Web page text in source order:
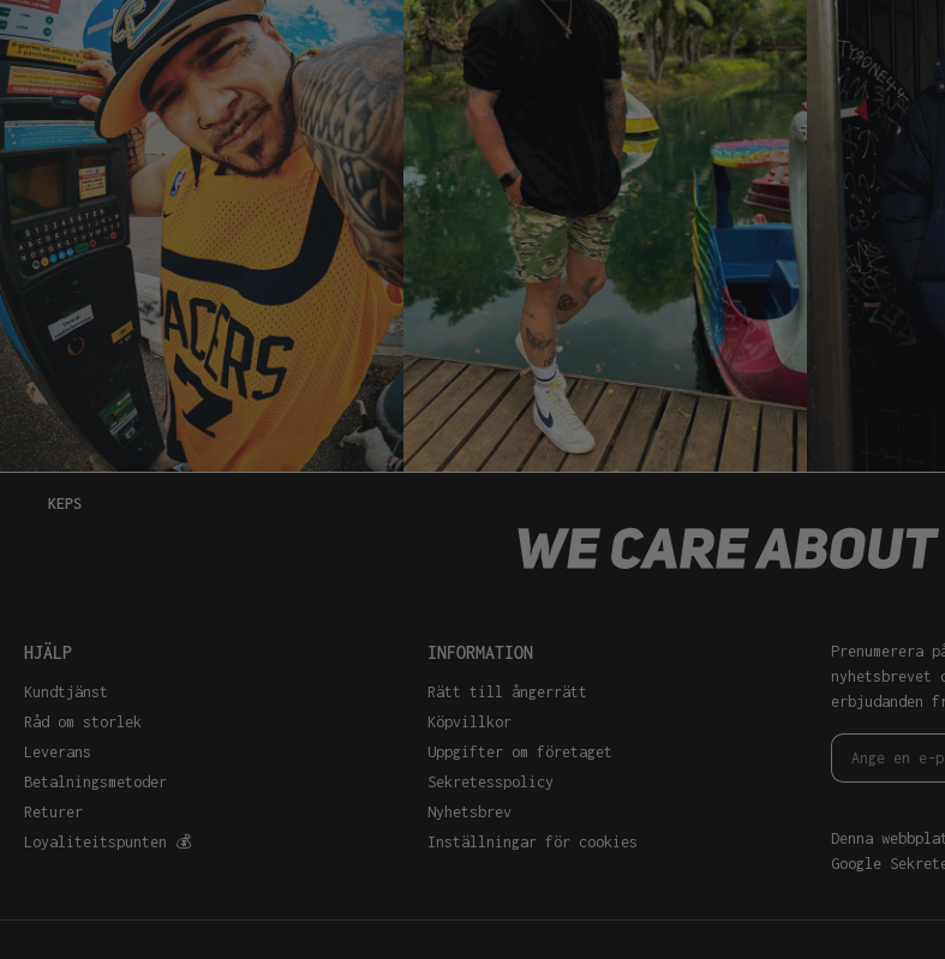
KEPS
HJÄLP
Kundtjänst
Råd om storlek
Leverans
Betalningsmetoder
Returer
Loyaliteitspunten 💰
INFORMATION
Rätt till ångerrätt
Köpvillkor
Uppgifter om företaget
Sekretesspolicy
Nyhetsbrev
Inställningar för cookies
Prenumerera
nyhetsbrevet
erbjudanden
Denna
Google